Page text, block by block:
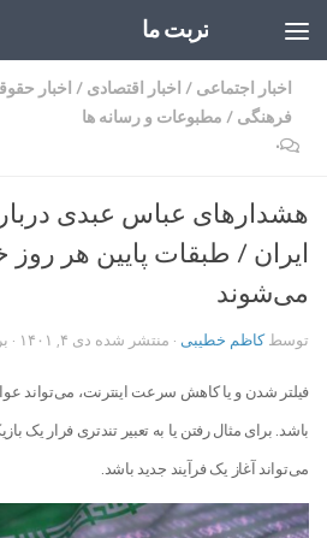
تربت ما
اخبار اجتماعی / اخبار اقتصادی / اخبار
فرهنگی / مطبوعات و رسانه ها
۰
هشدار‌های عباس عبدی
ایران / طبقات پایین هر
می‌شوند
توسطکاظم خطیبی · منتشر شده دی ۴, ۱۴۰۱ ·
فیلتر شدن و یا کاهش سرعت اینترنت، می‌تواند
باشد. برای مثال رفتن یا به تعبیر تندتری فرار یک
می‌تواند آغاز یک فرآیند جدید باشد.